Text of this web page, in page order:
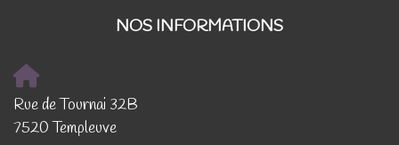
NOS INFORMATIONS
Rue de Tournai 32B
7520 Templeuve